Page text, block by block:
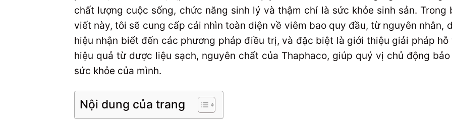
chất lượng cuộc sống, chức năng sinh lý và thậm chí là sức khỏe sinh sản. Trong
viết này, tôi sẽ cung cấp cái nhìn toàn diện về viêm bao quy đầu, từ nguyên nhân,
hiệu nhận biết đến các phương pháp điều trị, và đặc biệt là giới thiệu giải pháp hỗ
hiệu quả từ dược liệu sạch, nguyên chất của Thaphaco, giúp quý vị chủ động bảo
sức khỏe của mình.
Nội dung của trang